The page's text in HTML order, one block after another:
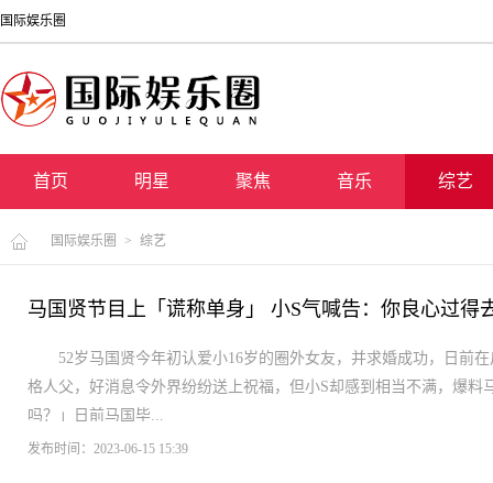
国际娱乐圈
首页 明星 聚焦 音乐 综艺
国际娱乐圈 > 综艺
马国贤节目上「谎称单身」 小S气喊告：你良心过得
52岁马国贤今年初认爱小16岁的圈外女友，并求婚成功，日前
格人父，好消息令外界纷纷送上祝福，但小S却感到相当不满，爆
吗？」日前马国毕...
发布时间：2023-06-15 15:39